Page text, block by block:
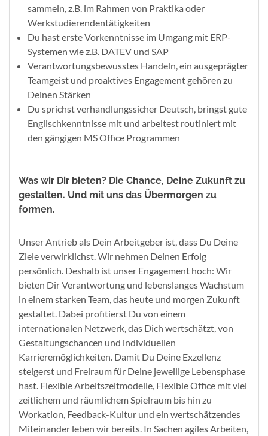
sammeln, z.B. im Rahmen von Praktika oder
Werkstudierendentätigkeiten
Du hast erste Vorkenntnisse im Umgang mit ERP-
Systemen wie z.B. DATEV und SAP
Verantwortungsbewusstes Handeln, ein ausgeprägter
Teamgeist und proaktives Engagement gehören zu
Deinen Stärken
Du sprichst verhandlungssicher Deutsch, bringst gute
Englischkenntnisse mit und arbeitest routiniert mit
den gängigen MS Office Programmen
Was wir Dir bieten? Die Chance, Deine Zukunft zu
gestalten. Und mit uns das Übermorgen zu
formen.
Unser Antrieb als Dein Arbeitgeber ist, dass Du Deine
Ziele verwirklichst. Wir nehmen Deinen Erfolg
persönlich. Deshalb ist unser Engagement hoch: Wir
bieten Dir Verantwortung und lebenslanges Wachstum
in einem starken Team, das heute und morgen Zukunft
gestaltet. Dabei profitierst Du von einem
internationalen Netzwerk, das Dich wertschätzt, von
Gestaltungschancen und individuellen
Karrieremöglichkeiten. Damit Du Deine Exzellenz
steigerst und Freiraum für Deine jeweilige Lebensphase
hast. Flexible Arbeitszeitmodelle, Flexible Office mit viel
zeitlichem und räumlichem Spielraum bis hin zu
Workation, Feedback-Kultur und ein wertschätzendes
Miteinander leben wir bereits. In Sachen agiles Arbeiten,